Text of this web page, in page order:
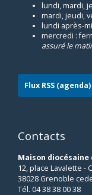
lundi, mardi,
mardi, jeudi,
lundi après-
mercredi :
assuré le
Flux RSS (agenda)
Contacts
Maison diocésaine
12, place Lavalette -
38028 Grenoble
Tél. 04 38 38 00 38